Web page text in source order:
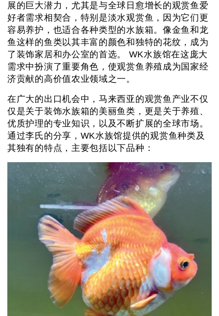
展的巨大潜力，尤其是与全球日愈增长的观赏鱼爱
好者需求相契合，特别是淡水观赏鱼，因为它们更
容易养护，也适合各种类型的水族箱。像金鱼和龙
鱼这样的鱼类以其丰富的颜色和独特的花纹，成为
了装饰家居和办公室的首选。 WK水族馆在这庞大
需求中扮演了重要角色，使观赏鱼养殖成为国家经
济贡献的高价值农业领域之一。
在广大的出口机会中，马来西亚的观赏鱼产业不仅
仅是关于装饰水族箱的美丽鱼类，更是关于养殖、
优质护理的专业知识，以及不断扩展的全球市场。
通过李氏的分享，WK水族馆提供的观赏鱼种类及
其独有的特点，主要包括以下品种：